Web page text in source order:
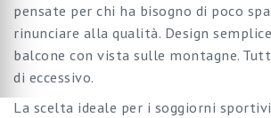
pensate per chi ha bisogno di poco
rinunciare alla qualità. Design
balcone con vista sulle montagne.
di eccessivo.
La scelta ideale per i soggiorni